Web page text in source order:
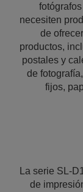
necesiten
de
productos,
postales y
de
fijos,
La serie SL-
de